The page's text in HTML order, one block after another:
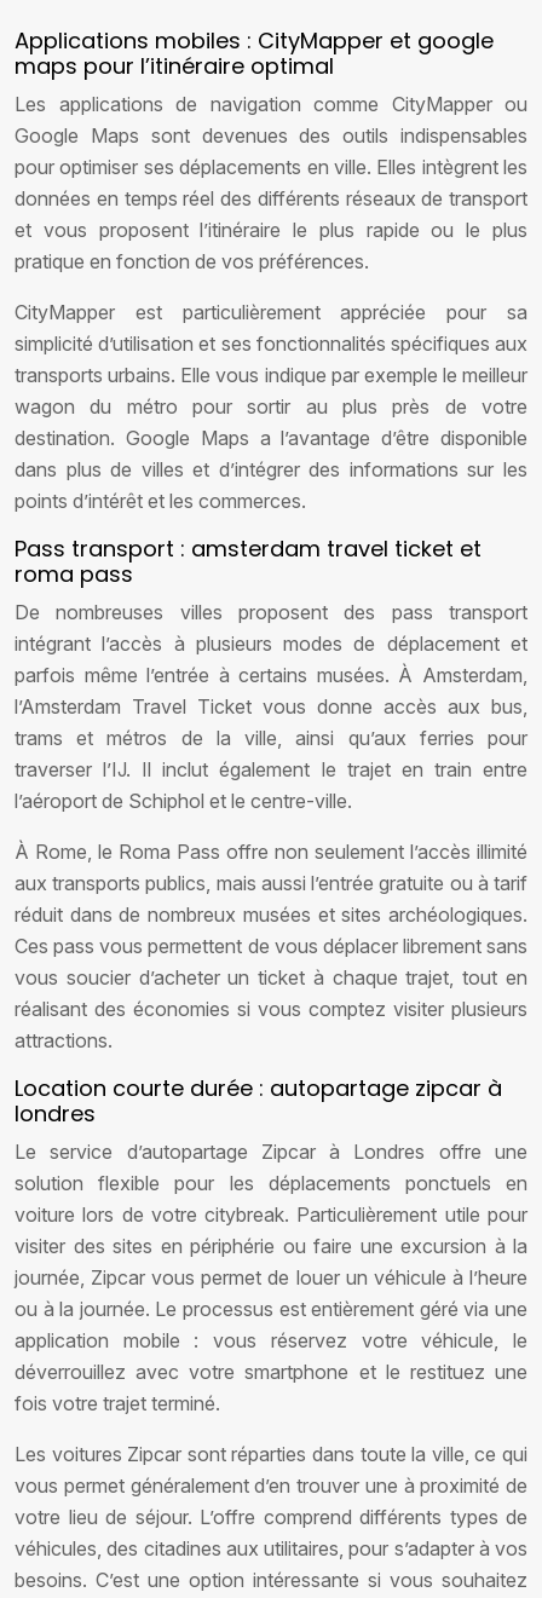
Applications mobiles : CityMapper et google
maps pour l’itinéraire optimal
Les applications de navigation comme CityMapper ou
Google Maps sont devenues des outils indispensables
pour optimiser ses déplacements en ville. Elles intègrent les
données en temps réel des différents réseaux de transport
et vous proposent l’itinéraire le plus rapide ou le plus
pratique en fonction de vos préférences.
CityMapper est particulièrement appréciée pour sa
simplicité d’utilisation et ses fonctionnalités spécifiques aux
transports urbains. Elle vous indique par exemple le meilleur
wagon du métro pour sortir au plus près de votre
destination. Google Maps a l’avantage d’être disponible
dans plus de villes et d’intégrer des informations sur les
points d’intérêt et les commerces.
Pass transport : amsterdam travel ticket et
roma pass
De nombreuses villes proposent des pass transport
intégrant l’accès à plusieurs modes de déplacement et
parfois même l’entrée à certains musées. À Amsterdam,
l’Amsterdam Travel Ticket vous donne accès aux bus,
trams et métros de la ville, ainsi qu’aux ferries pour
traverser l’IJ. Il inclut également le trajet en train entre
l’aéroport de Schiphol et le centre-ville.
À Rome, le Roma Pass offre non seulement l’accès illimité
aux transports publics, mais aussi l’entrée gratuite ou à tarif
réduit dans de nombreux musées et sites archéologiques.
Ces pass vous permettent de vous déplacer librement sans
vous soucier d’acheter un ticket à chaque trajet, tout en
réalisant des économies si vous comptez visiter plusieurs
attractions.
Location courte durée : autopartage zipcar à
londres
Le service d’autopartage Zipcar à Londres offre une
solution flexible pour les déplacements ponctuels en
voiture lors de votre citybreak. Particulièrement utile pour
visiter des sites en périphérie ou faire une excursion à la
journée, Zipcar vous permet de louer un véhicule à l’heure
ou à la journée. Le processus est entièrement géré via une
application mobile : vous réservez votre véhicule, le
déverrouillez avec votre smartphone et le restituez une
fois votre trajet terminé.
Les voitures Zipcar sont réparties dans toute la ville, ce qui
vous permet généralement d’en trouver une à proximité de
votre lieu de séjour. L’offre comprend différents types de
véhicules, des citadines aux utilitaires, pour s’adapter à vos
besoins. C’est une option intéressante si vous souhaitez